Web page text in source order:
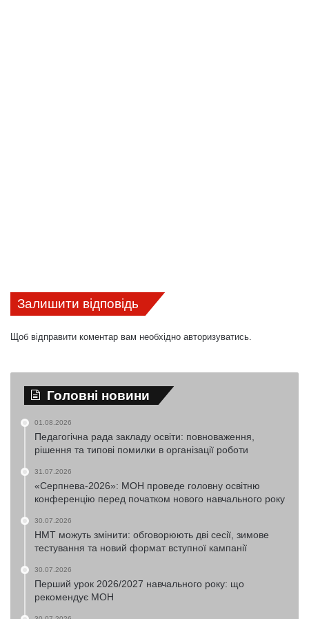
Залишити відповідь
Щоб відправити коментар вам необхідно авторизуватись.
Головні новини
01.08.2026
Педагогічна рада закладу освіти: повноваження,
рішення та типові помилки в організації роботи
31.07.2026
«Серпнева-2026»: МОН проведе головну освітню
конференцію перед початком нового навчального року
30.07.2026
НМТ можуть змінити: обговорюють дві сесії, зимове
тестування та новий формат вступної кампанії
30.07.2026
Перший урок 2026/2027 навчального року: що
рекомендує МОН